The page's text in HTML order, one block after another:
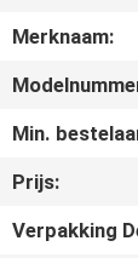
ONS
Merknaam:
Min.
Prijs:
Verpakking